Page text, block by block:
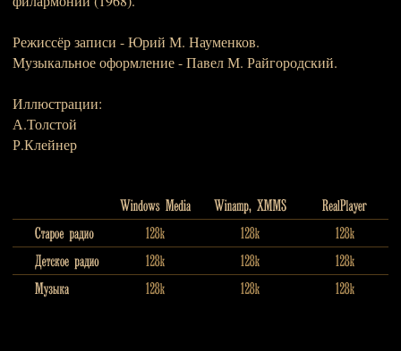
Режиссёр записи - Юрий М. Науменков.
Музыкальное оформление - Павел М. Райгородский.
Иллюстрации:
А.Толстой
Р.Клейнер